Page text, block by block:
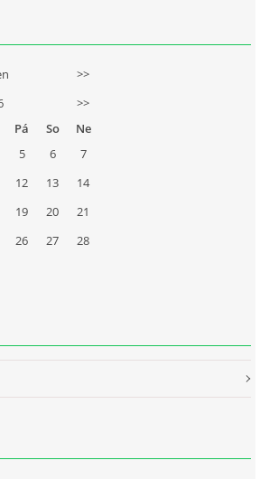
>>
>>
Pá So
Ne
5 6
7
12 13
14
19 20
21
26 27
28